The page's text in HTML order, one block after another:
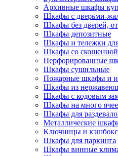
Архивные шкафы
Шкафы с дверьми-
Шкафы без дверей,
Шкафы депозитные
Шкафы и тележки для
Шкафы со
Перфорированные
Шкафы сушильные
Пожарные шкафы и
Шкафы из
Шкафы с кодовым
Шкафы на много
Шкафы для
Металлические
Ключницы и
Шкафы для паркинга
Шкафы винные